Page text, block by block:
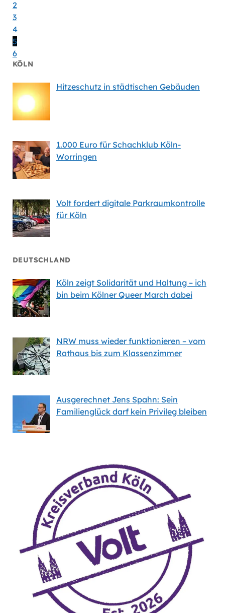
2
3
4
5
6
KÖLN
Hitzeschutz in städtischen Gebäuden
1.000 Euro für Schachklub Köln-
Worringen
Volt fordert digitale Parkraumkontrolle
für Köln
DEUTSCHLAND
Köln zeigt Solidarität und Haltung – ich
bin beim Kölner Queer March dabei
NRW muss wieder funktionieren – vom
Rathaus bis zum Klassenzimmer
Ausgerechnet Jens Spahn: Sein
Familienglück darf kein Privileg bleiben